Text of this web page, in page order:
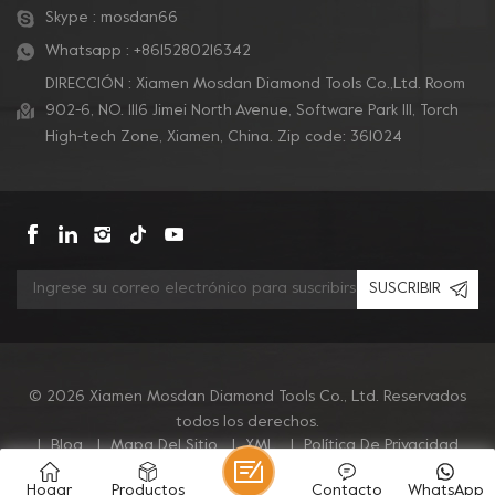
Skype : mosdan66
Whatsapp : +8615280216342
DIRECCIÓN : Xiamen Mosdan Diamond Tools Co.,Ltd. Room
902-6, NO. 1116 Jimei North Avenue, Software Park Ill, Torch
High-tech Zone, Xiamen, China. Zip code: 361024
SUSCRIBIR
© 2026 Xiamen Mosdan Diamond Tools Co., Ltd. Reservados
todos los derechos.
|
Blog | Mapa Del Sitio | XML | Política De Privacidad
Hogar Productos WhatsApp
Contacto